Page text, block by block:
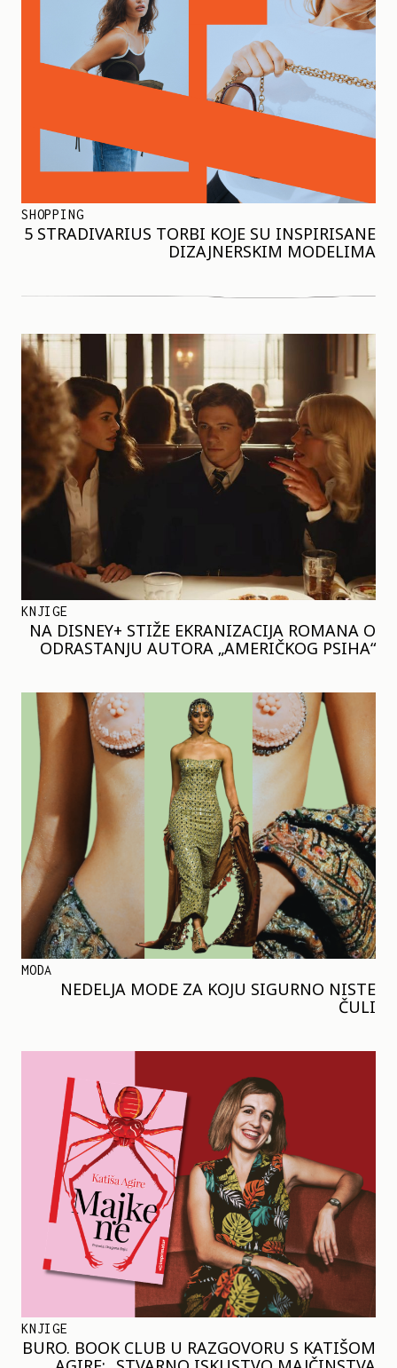
SHOPPING
5 STRADIVARIUS TORBI KOJE SU INSPIRISANE
DIZAJNERSKIM MODELIMA
KNJIGE
NA DISNEY+ STIŽE EKRANIZACIJA ROMANA O
ODRASTANJU AUTORA „AMERIČKOG PSIHA“
MODA
NEDELJA MODE ZA KOJU SIGURNO NISTE
ČULI
KNJIGE
BURO. BOOK CLUB U RAZGOVORU S KATIŠOM